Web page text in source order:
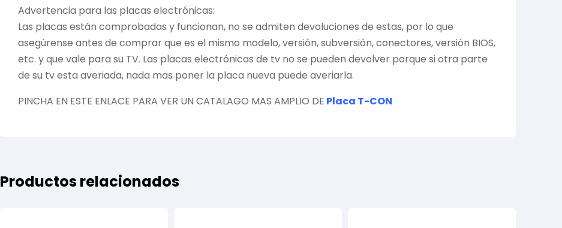
Advertencia para las placas electrónicas:
Las placas están comprobadas y funcionan, no se admiten devoluciones de estas, por lo que
asegúrense antes de comprar que es el mismo modelo, versión, subversión, conectores, versión BIOS,
etc. y que vale para su TV. Las placas electrónicas de tv no se pueden devolver porque si otra parte
de su tv esta averiada, nada mas poner la placa nueva puede averiarla.
PINCHA EN ESTE ENLACE PARA VER UN CATALAGO MAS AMPLIO DE Placa T-CON
Productos relacionados